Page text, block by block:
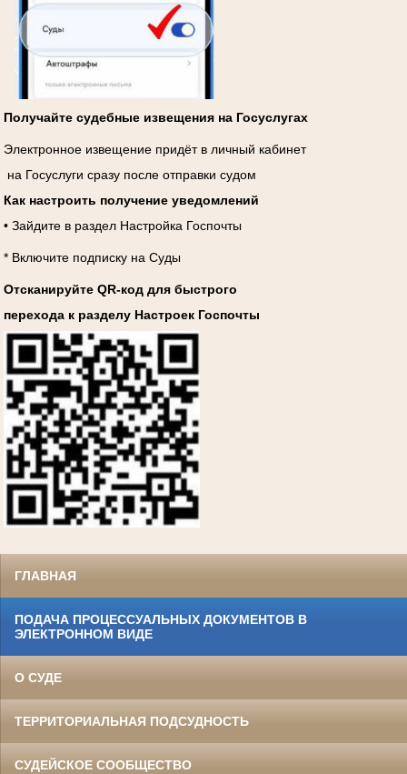
Получайте судебные извещения на Госуслугах
Электронное извещение придёт в личный кабинет
на Госуслуги сразу после отправки судом
Как настроить получение уведомлений
• Зайдите в раздел Настройка Госпочты
* Включите подписку на Суды
Отсканируйте QR-код для быстрого
перехода к разделу Настроек Госпочты
ГЛАВНАЯ
ПОДАЧА ПРОЦЕССУАЛЬНЫХ ДОКУМЕНТОВ В
ЭЛЕКТРОННОМ ВИДЕ
О СУДЕ
ТЕРРИТОРИАЛЬНАЯ ПОДСУДНОСТЬ
СУДЕЙСКОЕ СООБЩЕСТВО